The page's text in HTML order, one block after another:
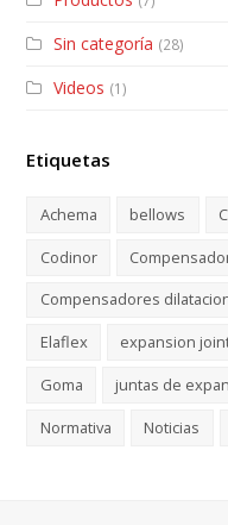
Sin categoría (28)
Videos (1)
Etiquetas
Achema bellows
Codinor
Compensadores
Elaflex
expansion
Goma
juntas de
Normativa
Noticias